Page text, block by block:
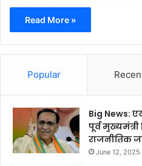
Read More »
Popular
Big News:
पूर्व
राजनीतिक
June 12, 2025